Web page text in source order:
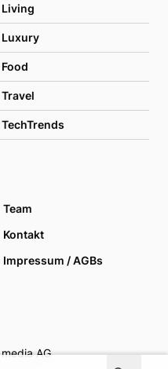
Living
Luxury
Food
Travel
TechTrends
Team
Kontakt
Impressum / AGBs
AG